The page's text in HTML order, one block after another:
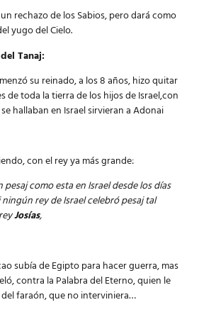
rechazo de los Sabios, pero dará como
yugo del Cielo.
Tanaj:
su reinado, a los 8 años, hizo quitar
de toda la tierra de los hijos de Israel,con
hallaban en Israel sirvieran a Adonai
con el rey ya más grande:
como esta en Israel desde los días
rey de Israel celebró pesaj tal
Josías,
subía de Egipto para hacer guerra, mas
contra la Palabra del Eterno, quien le
faraón, que no interviniera…